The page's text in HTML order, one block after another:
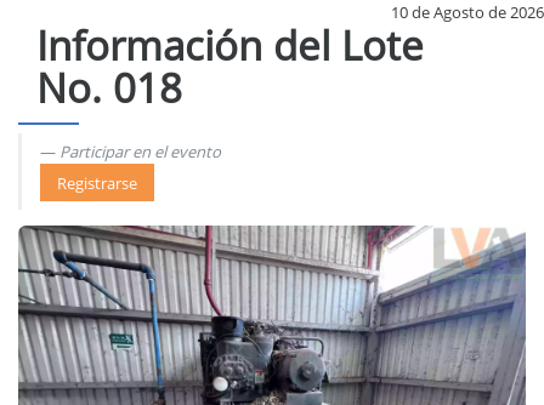
10 de Agosto de 2026
Información del Lote
No. 018
Participar en el evento
Registrarse